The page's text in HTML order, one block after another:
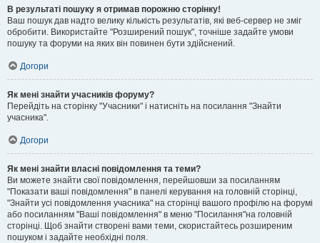
В результаті пошуку я отримав порожню сторінку!
Ваш пошук дав надто велику кількість результатів, які веб-сервер не зміг
обробити. Використайте "Розширений пошук", точніше задайте умови
пошуку та форуми на яких він повинен бути здійснений.
Догори
Як мені знайти учасників форуму?
Перейдіть на сторінку "Учасники" і натисніть на посилання "Знайти
учасника".
Догори
Як мені знайти власні повідомлення та теми?
Ви можете знайти свої повідомлення, перейшовши за посиланням
"Показати ваші повідомлення" в панелі керування на головній сторінці,
"Знайти усі повідомлення учасника" на сторінці вашого профілю на форумі
або посиланням "Ваші повідомлення" в меню "Посилання"на головній
сторінці. Щоб знайти створені вами теми, скористайтесь розширеним
пошуком і задайте необхідні поля.